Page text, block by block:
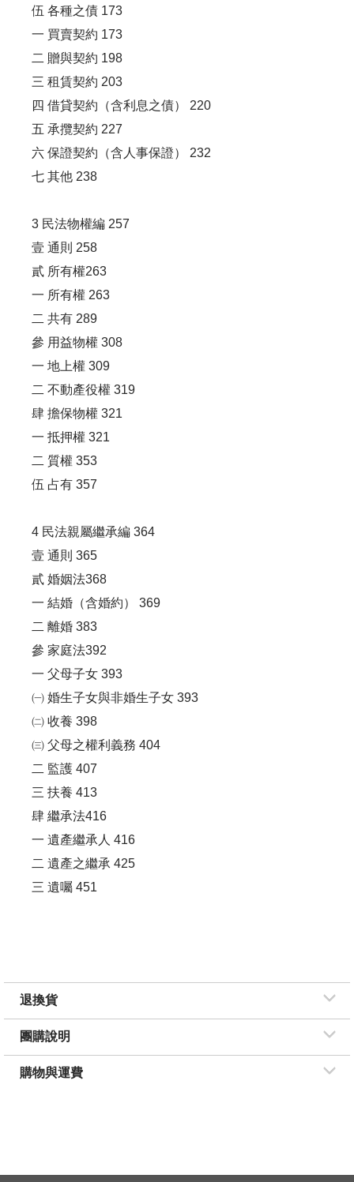
伍 各種之債 173
一 買賣契約 173
二 贈與契約 198
三 租賃契約 203
四 借貸契約（含利息之債） 220
五 承攬契約 227
六 保證契約（含人事保證） 232
七 其他 238
3 民法物權編 257
壹 通則 258
貳 所有權263
一 所有權 263
二 共有 289
參 用益物權 308
一 地上權 309
二 不動產役權 319
肆 擔保物權 321
一 抵押權 321
二 質權 353
伍 占有 357
4 民法親屬繼承編 364
壹 通則 365
貳 婚姻法368
一 結婚（含婚約） 369
二 離婚 383
參 家庭法392
一 父母子女 393
㈠ 婚生子女與非婚生子女 393
㈡ 收養 398
㈢ 父母之權利義務 404
二 監護 407
三 扶養 413
肆 繼承法416
一 遺產繼承人 416
二 遺產之繼承 425
三 遺囑 451
退換貨
團購說明
購物與運費